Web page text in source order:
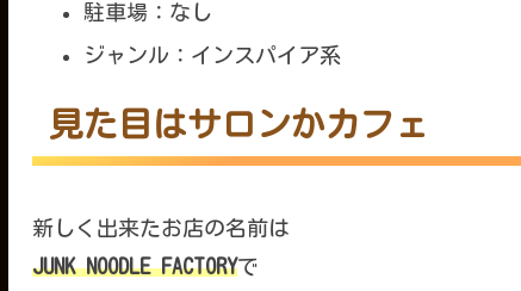
駐車場：なし
ジャンル：インスパイア系
見た目はサロンかカフェ
新しく出来たお店の名前は
JUNK NOODLE FACTORYで